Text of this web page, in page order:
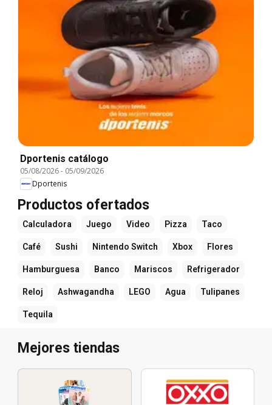
Dportenis catálogo
05/08/2026- 05/09/2026
Dportenis
Productos ofertados
Calculadora Juego Video Pizza Taco
Café Sushi Nintendo Switch Xbox Flores
Hamburguesa Banco Mariscos Refrigerador
Reloj Ashwagandha LEGO Agua Tulipanes
Tequila
Mejores tiendas